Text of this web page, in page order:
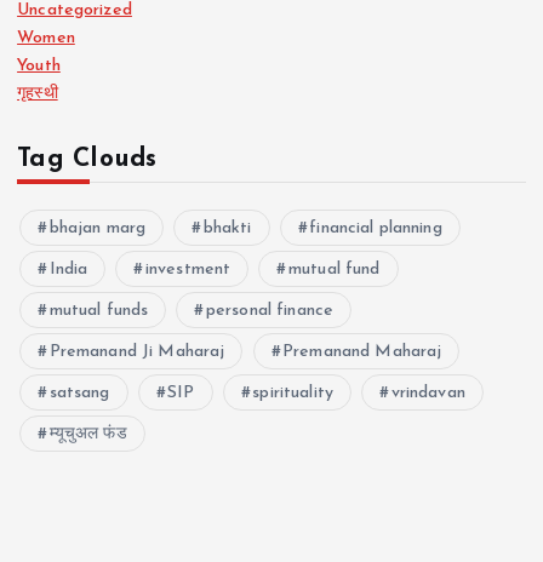
Uncategorized
Women
Youth
गृहस्थी
Tag Clouds
bhajan marg bhakti financial planning
India investment mutual fund
mutual funds personal finance
Premanand Ji Maharaj Premanand Maharaj
satsang SIP spirituality vrindavan
म्यूचुअल फंड